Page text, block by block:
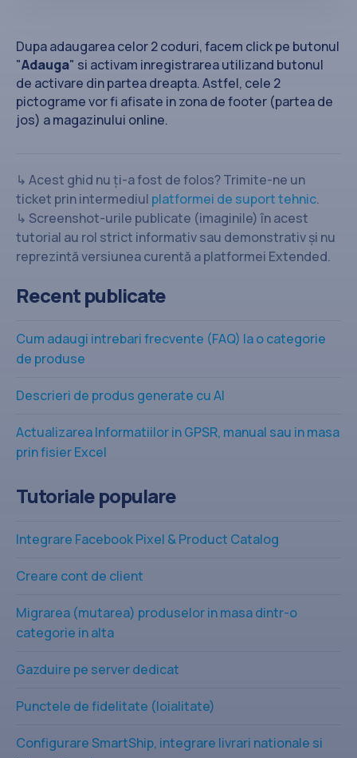
Dupa adaugarea celor 2 coduri, facem click pe butonul
"Adauga" si activam inregistrarea utilizand butonul
de activare din partea dreapta. Astfel, cele 2
pictograme vor fi afisate in zona de footer (partea de
jos) a magazinului online.
↳ Acest ghid nu ți-a fost de folos? Trimite-ne un
ticket prin intermediul platformei de suport tehnic.
↳ Screenshot-urile publicate (imaginile) în acest
tutorial au rol strict informativ sau demonstrativ și nu
reprezintă versiunea curentă a platformei Extended.
Recent publicate
Cum adaugi intrebari frecvente (FAQ) la o categorie
de produse
Descrieri de produs generate cu AI
Actualizarea Informatiilor in GPSR, manual sau in masa
prin fisier Excel
Tutoriale populare
Integrare Facebook Pixel & Product Catalog
Creare cont de client
Migrarea (mutarea) produselor in masa dintr-o
categorie in alta
Gazduire pe server dedicat
Punctele de fidelitate (loialitate)
Configurare SmartShip, integrare livrari nationale si